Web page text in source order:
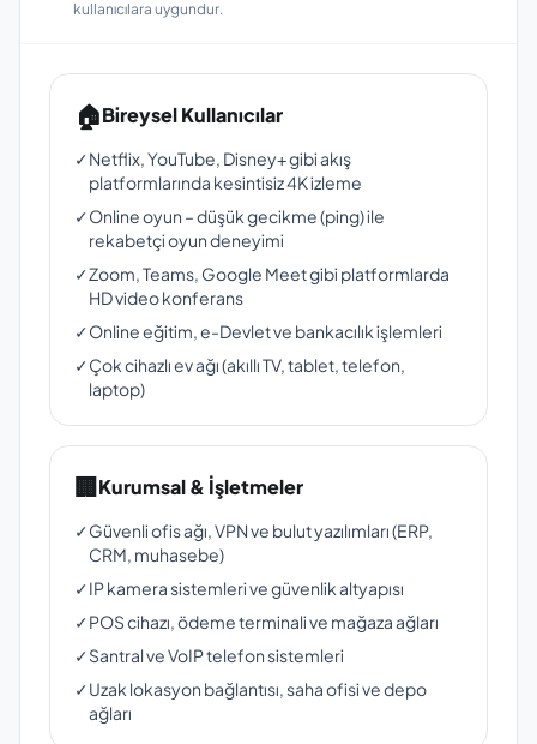
kullanıcılara uygundur.
🏠Bireysel Kullanıcılar
✓Netflix, YouTube, Disney+ gibi akış
platformlarında kesintisiz 4K izleme
✓Online oyun – düşük gecikme (ping) ile
rekabetçi oyun deneyimi
✓Zoom, Teams, Google Meet gibi platformlarda
HD video konferans
✓Online eğitim, e-Devlet ve bankacılık işlemleri
✓Çok cihazlı ev ağı (akıllı TV, tablet, telefon,
laptop)
🏢Kurumsal & İşletmeler
✓Güvenli ofis ağı, VPN ve bulut yazılımları (ERP,
CRM, muhasebe)
✓IP kamera sistemleri ve güvenlik altyapısı
✓POS cihazı, ödeme terminali ve mağaza ağları
✓Santral ve VoIP telefon sistemleri
✓Uzak lokasyon bağlantısı, saha ofisi ve depo
ağları